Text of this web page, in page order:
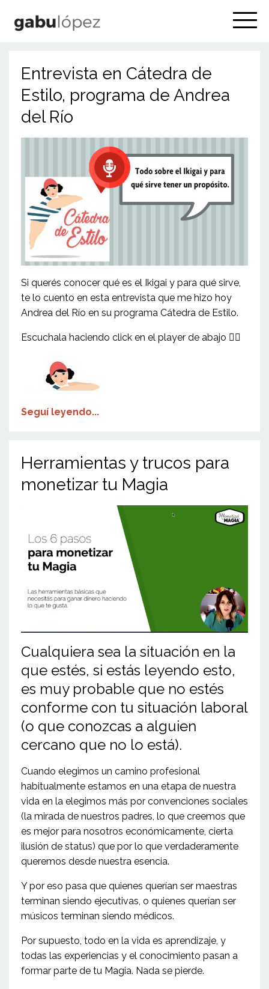
Entrevista en Cátedra de
Estilo, programa de Andrea
del Río
Si querés conocer qué es el Ikigai y para qué sirve,
te lo cuento en esta entrevista que me hizo hoy
Andrea del Río en su programa Cátedra de Estilo.
Escuchala haciendo click en el player de abajo 👇🏼
Seguí leyendo...
Herramientas y trucos para
monetizar tu Magia
Cualquiera sea la situación en la
que estés, si estás leyendo esto,
es muy probable que no estés
conforme con tu situación laboral
(o que conozcas a alguien
cercano que no lo está).
Cuando elegimos un camino profesional
habitualmente estamos en una etapa de nuestra
vida en la elegimos más por convenciones sociales
(la mirada de nuestros padres, lo que creemos que
es mejor para nosotros económicamente, cierta
ilusión de status) que por lo que verdaderamente
queremos desde nuestra esencia.
Y por eso pasa que quienes querían ser maestras
terminan siendo ejecutivas, o quienes querían ser
músicos terminan siendo médicos.
Por supuesto, todo en la vida es aprendizaje, y
todas las experiencias y el conocimiento pasan a
formar parte de tu Magia. Nada se pierde.